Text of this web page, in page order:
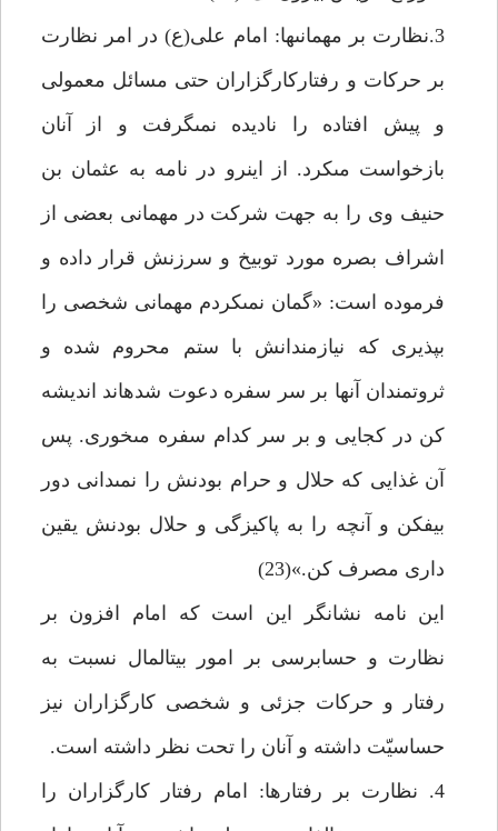
3.نظارت بر مهمانى‏ها: امام على(ع) در امر نظارت
بر حركات و رفتاركارگزاران حتى مسائل معمولى
و پيش افتاده را ناديده نمى‏گرفت و از آنان
بازخواست مى‏كرد. از اين‏رو در نامه به عثمان بن
حنيف وى را به جهت شركت در مهمانى بعضى از
اشراف بصره مورد توبيخ و سرزنش قرار داده و
فرموده است: «گمان نمى‏كردم مهمانى شخصى را
بپذيرى كه نيازمندانش با ستم محروم شده و
ثروتمندان آن‏ها بر سر سفره دعوت شده‏اند انديشه
كن در كجايى و بر سر كدام سفره مى‏خورى. پس
آن غذايى كه حلال و حرام بودنش را نمى‏دانى دور
بيفكن و آن‏چه را به پاكيزگى و حلال بودنش يقين
دارى مصرف كن.»(23)
اين نامه نشانگر اين است كه امام افزون بر
نظارت و حسابرسى بر امور بيت‏المال نسبت به
رفتار و حركات جزئى و شخصى كارگزاران نيز
حساسيّت داشته و آنان را تحت نظر داشته است.
4. نظارت بر رفتارها: امام رفتار كارگزاران را